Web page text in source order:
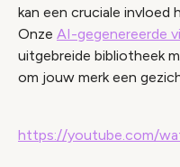
kan een cruciale invloed
Onze AI-gegenereerde
uitgebreide bibliotheek
om jouw merk een
https://youtube.com/